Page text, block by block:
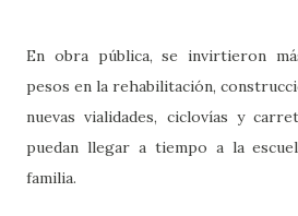
En obra pública, se invirtieron
pesos en la rehabilitación,
nuevas vialidades, ciclovías y
puedan llegar a tiempo a la
familia.